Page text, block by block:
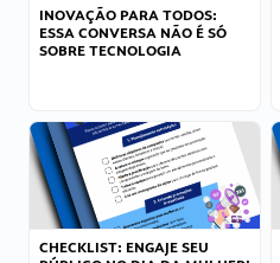
INOVAÇÃO PARA TODOS:
ESSA CONVERSA NÃO É SÓ
SOBRE TECNOLOGIA
CHECKLIST: ENGAJE SEU